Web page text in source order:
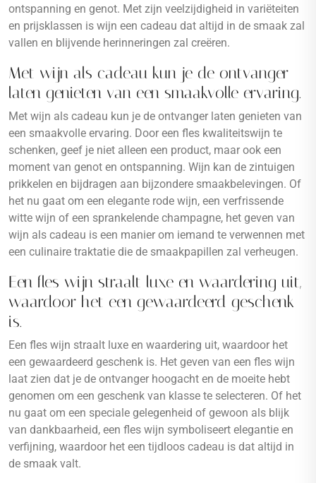
ontspanning en genot. Met zijn veelzijdigheid in variëteiten
en prijsklassen is wijn een cadeau dat altijd in de smaak zal
vallen en blijvende herinneringen zal creëren.
Met wijn als cadeau kun je de ontvanger
laten genieten van een smaakvolle ervaring.
Met wijn als cadeau kun je de ontvanger laten genieten van
een smaakvolle ervaring. Door een fles kwaliteitswijn te
schenken, geef je niet alleen een product, maar ook een
moment van genot en ontspanning. Wijn kan de zintuigen
prikkelen en bijdragen aan bijzondere smaakbelevingen. Of
het nu gaat om een elegante rode wijn, een verfrissende
witte wijn of een sprankelende champagne, het geven van
wijn als cadeau is een manier om iemand te verwennen met
een culinaire traktatie die de smaakpapillen zal verheugen.
Een fles wijn straalt luxe en waardering uit,
waardoor het een gewaardeerd geschenk
is.
Een fles wijn straalt luxe en waardering uit, waardoor het
een gewaardeerd geschenk is. Het geven van een fles wijn
laat zien dat je de ontvanger hoogacht en de moeite hebt
genomen om een geschenk van klasse te selecteren. Of het
nu gaat om een speciale gelegenheid of gewoon als blijk
van dankbaarheid, een fles wijn symboliseert elegantie en
verfijning, waardoor het een tijdloos cadeau is dat altijd in
de smaak valt.